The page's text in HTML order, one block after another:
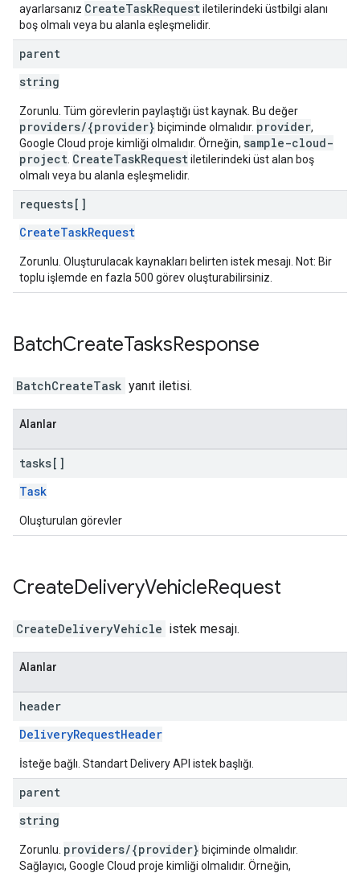
ayarlarsanız CreateTaskRequestiletilerindeki üstbilgi alanı
boş olmalı veya bu alanla eşleşmelidir.
parent
string
Zorunlu. Tüm görevlerin paylaştığı üst kaynak. Bu değer
providers/{provider} biçiminde olmalıdır. provider,
Google Cloud proje kimliği olmalıdır. Örneğin, sample-cloud-
project CreateTaskRequestiletilerindeki üst alan boş
olmalı veya bu alanla eşleşmelidir.
requests[]
CreateTaskRequest
Zorunlu. Oluşturulacak kaynakları belirten istek mesajı. Not: Bir
toplu işlemde en fazla 500 görev oluşturabilirsiniz.
BatchCreateTasksResponse
BatchCreateTask yanıt iletisi.
Alanlar
tasks[]
Task
Oluşturulan görevler
CreateDeliveryVehicleRequest
CreateDeliveryVehicle istek mesajı.
Alanlar
header
DeliveryRequestHeader
İsteğe bağlı. Standart Delivery API istek başlığı.
parent
string
Zorunlu. providers/{provider} biçiminde olmalıdır.
Sağlayıcı, Google Cloud proje kimliği olmalıdır. Örneğin,